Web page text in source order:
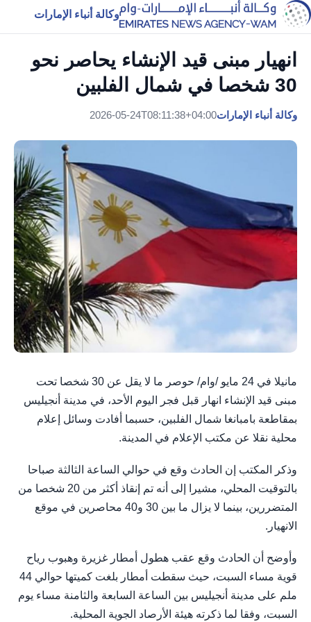
وكالة أنباء الإمارات
انهيار مبنى قيد الإنشاء يحاصر نحو
30 شخصا في شمال الفلبين
وكالة أنباء الإمارات2026-05-24T08:11:38+04:00
مانيلا في 24 مايو /وام/ حوصر ما لا يقل عن 30 شخصا تحت
مبنى قيد الإنشاء انهار قبل فجر اليوم الأحد، في مدينة أنجيليس
بمقاطعة بامبانغا شمال الفلبين، حسبما أفادت وسائل إعلام
محلية نقلا عن مكتب الإعلام في المدينة.
وذكر المكتب إن الحادث وقع في حوالي الساعة الثالثة صباحا
بالتوقيت المحلي، مشيرا إلى أنه تم إنقاذ أكثر من 20 شخصا من
المتضررين، بينما لا يزال ما بين 30 و40 محاصرين في موقع
الانهيار.
وأوضح أن الحادث وقع عقب هطول أمطار غزيرة وهبوب رياح
قوية مساء السبت، حيث سقطت أمطار بلغت كميتها حوالي 44
ملم على مدينة أنجيليس بين الساعة السابعة والثامنة مساء يوم
السبت، وفقا لما ذكرته هيئة الأرصاد الجوية المحلية.